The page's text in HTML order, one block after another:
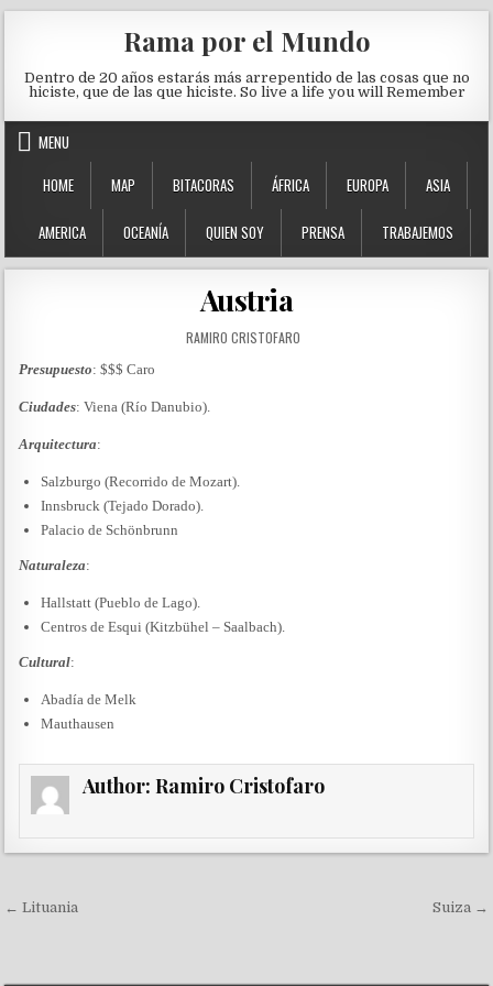
Rama por el Mundo
Dentro de 20 años estarás más arrepentido de las cosas que no
hiciste, que de las que hiciste. So live a life you will Remember
MENU
HOME
MAP BITACORAS ÁFRICA EUROPA ASIA
AMERICA OCEANÍA QUIEN SOY PRENSA TRABAJEMOS
Austria
AUTHOR:
RAMIRO CRISTOFARO
Presupuesto: $$$ Caro
Ciudades: Viena (Río Danubio).
Arquitectura:
Salzburgo (Recorrido de Mozart).
Innsbruck (Tejado Dorado).
Palacio de Schönbrunn
Naturaleza:
Hallstatt (Pueblo de Lago).
Centros de Esqui (Kitzbühel – Saalbach).
Cultural:
Abadía de Melk
Mauthausen
Author:Ramiro Cristofaro
Navegación de entradas
← Lituania Suiza →